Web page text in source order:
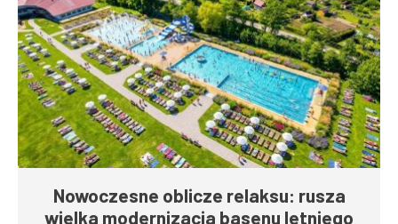
Nowoczesne oblicze relaksu: rusza
wielka modernizacja basenu letniego